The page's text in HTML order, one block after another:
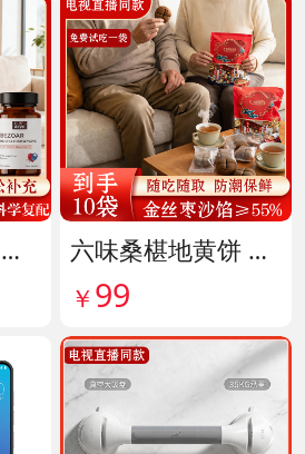
六味桑椹地黄饼 货号142090
￥ 99